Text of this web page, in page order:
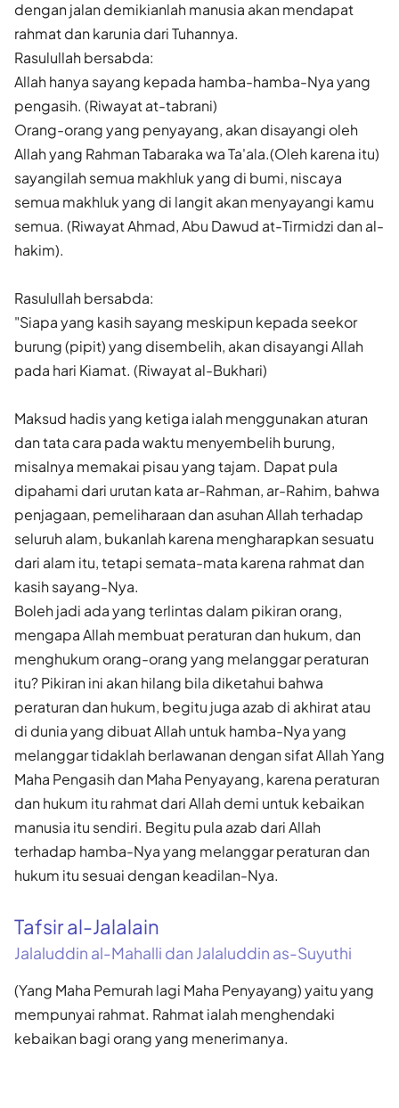
dengan jalan demikianlah manusia akan mendapat
rahmat dan karunia dari Tuhannya.
Rasulullah bersabda:
Allah hanya sayang kepada hamba-hamba-Nya yang
pengasih. (Riwayat at-tabrani)
Orang-orang yang penyayang, akan disayangi oleh
Allah yang Rahman Tabaraka wa Ta'ala.(Oleh karena itu)
sayangilah semua makhluk yang di bumi, niscaya
semua makhluk yang di langit akan menyayangi kamu
semua. (Riwayat Ahmad, Abu Dawud at-Tirmidzi dan al-
hakim).
Rasulullah bersabda:
"Siapa yang kasih sayang meskipun kepada seekor
burung (pipit) yang disembelih, akan disayangi Allah
pada hari Kiamat. (Riwayat al-Bukhari)
Maksud hadis yang ketiga ialah menggunakan aturan
dan tata cara pada waktu menyembelih burung,
misalnya memakai pisau yang tajam. Dapat pula
dipahami dari urutan kata ar-Rahman, ar-Rahim, bahwa
penjagaan, pemeliharaan dan asuhan Allah terhadap
seluruh alam, bukanlah karena mengharapkan sesuatu
dari alam itu, tetapi semata-mata karena rahmat dan
kasih sayang-Nya.
Boleh jadi ada yang terlintas dalam pikiran orang,
mengapa Allah membuat peraturan dan hukum, dan
menghukum orang-orang yang melanggar peraturan
itu? Pikiran ini akan hilang bila diketahui bahwa
peraturan dan hukum, begitu juga azab di akhirat atau
di dunia yang dibuat Allah untuk hamba-Nya yang
melanggar tidaklah berlawanan dengan sifat Allah Yang
Maha Pengasih dan Maha Penyayang, karena peraturan
dan hukum itu rahmat dari Allah demi untuk kebaikan
manusia itu sendiri. Begitu pula azab dari Allah
terhadap hamba-Nya yang melanggar peraturan dan
hukum itu sesuai dengan keadilan-Nya.
Tafsir al-Jalalain
Jalaluddin al-Mahalli dan Jalaluddin as-Suyuthi
(Yang Maha Pemurah lagi Maha Penyayang) yaitu yang
mempunyai rahmat. Rahmat ialah menghendaki
kebaikan bagi orang yang menerimanya.